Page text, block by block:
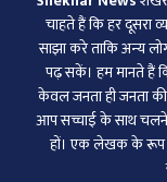
चाहते हैं कि हर दूसरा
साझा करे ताकि अन्‍य
पढ़ सकें। हम मानते हैं
केवल जनता ही जनता
आप सच्चाई के साथ चलने
हों। एक लेखक के रूप